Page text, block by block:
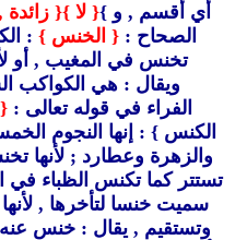
أي أقسم , و }{ لا }{
الصحاح : { الخنس } :
تخنس في المغيب , أو
ويقال : هي الكواكب
الفراء في قوله تعالى :
الكنس } : إنها النجوم
والزهرة وعطارد ; لأنها
تستتر كما تكنس الظباء في
سميت خنسا لتأخرها ,
وتستقيم , يقال : خنس